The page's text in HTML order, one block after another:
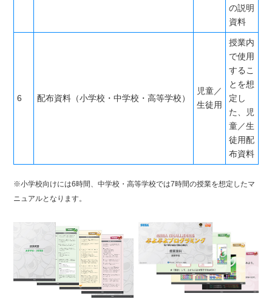
の説明
資料
6 配布資料（小学校・中学校・高等学校）
児童／
生徒用
授業内
で使用
するこ
とを想
定し
た、児
童／生
徒用配
布資料
※小学校向けには6時間、中学校・高等学校では7時間の授業を想定したマ
ニュアルとなります。